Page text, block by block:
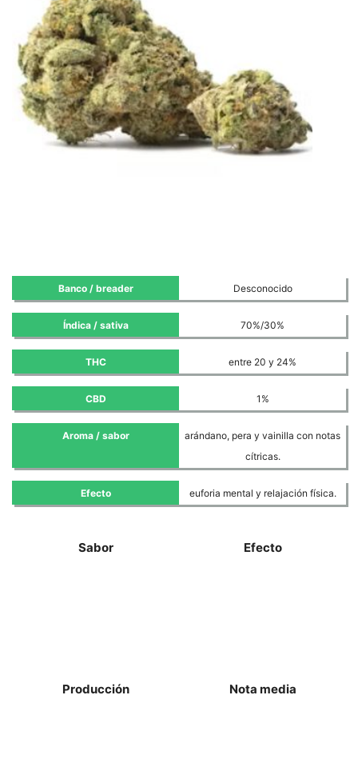
Banco / breader Desconocido
Índica / sativa 70%/30%
THC entre 20 y 24%
CBD 1%
Aroma / sabor
arándano, pera y vainilla con notas
cítricas.
Efecto euforia mental y relajación física.
Sabor Efecto
Producción Nota media